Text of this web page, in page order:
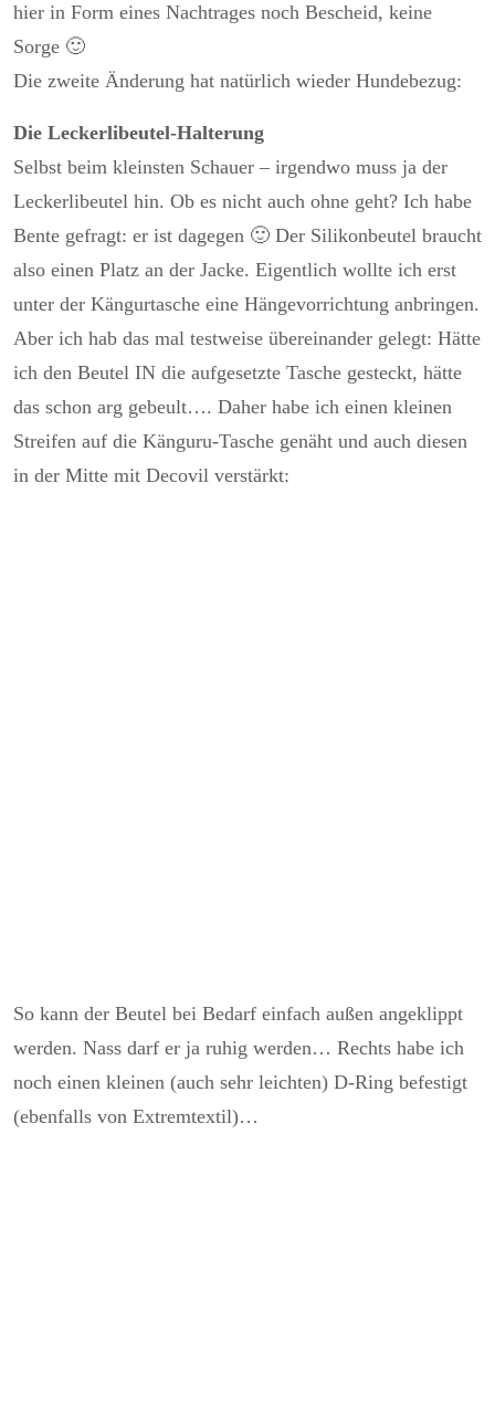
hier in Form eines Nachtrages noch Bescheid, keine
Sorge 🙂
Die zweite Änderung hat natürlich wieder Hundebezug:
Die Leckerlibeutel-Halterung
Selbst beim kleinsten Schauer – irgendwo muss ja der
Leckerlibeutel hin. Ob es nicht auch ohne geht? Ich habe
Bente gefragt: er ist dagegen 🙂 Der Silikonbeutel braucht
also einen Platz an der Jacke. Eigentlich wollte ich erst
unter der Kängurtasche eine Hängevorrichtung anbringen.
Aber ich hab das mal testweise übereinander gelegt: Hätte
ich den Beutel IN die aufgesetzte Tasche gesteckt, hätte
das schon arg gebeult…. Daher habe ich einen kleinen
Streifen auf die Känguru-Tasche genäht und auch diesen
in der Mitte mit Decovil verstärkt:
So kann der Beutel bei Bedarf einfach außen angeklippt
werden. Nass darf er ja ruhig werden… Rechts habe ich
noch einen kleinen (auch sehr leichten) D-Ring befestigt
(ebenfalls von Extremtextil)…